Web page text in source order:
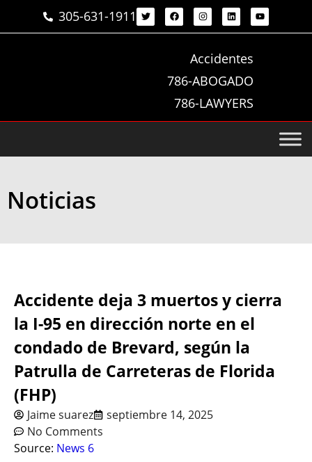
305-631-1911
Accidentes
786-ABOGADO
786-LAWYERS
Noticias
Accidente deja 3 muertos y cierra
la I-95 en dirección norte en el
condado de Brevard, según la
Patrulla de Carreteras de Florida
(FHP)
Jaime suarez
septiembre 14, 2025
No Comments
Source: News 6